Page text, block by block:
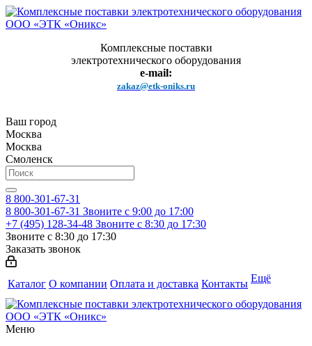
Комплексные поставки
электротехнического оборудования
e-mail:
zakaz@etk-oniks.ru
Ваш город
Москва
Москва
Смоленск
8 800-301-67-31
8 800-301-67-31 Звоните с 9:00 до 17:00
+7 (495) 128-34-48 Звоните с 8:30 до 17:30
Звоните с 8:30 до 17:30
Заказать звонок
Каталог О компании Оплата и доставка Контакты Ещё
Меню